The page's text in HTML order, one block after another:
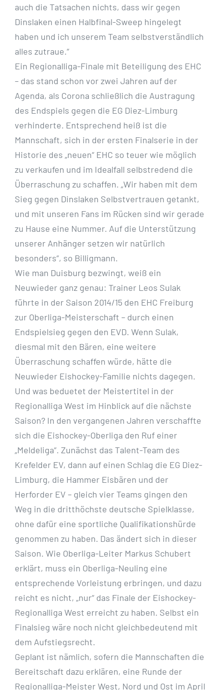
auch die Tatsachen nichts, dass wir gegen
Dinslaken einen Halbfinal-Sweep hingelegt
haben und ich unserem Team selbstverständlich
alles zutraue.“
Ein Regionalliga-Finale mit Beteiligung des EHC
– das stand schon vor zwei Jahren auf der
Agenda, als Corona schließlich die Austragung
des Endspiels gegen die EG Diez-Limburg
verhinderte. Entsprechend heiß ist die
Mannschaft, sich in der ersten Finalserie in der
Historie des „neuen“ EHC so teuer wie möglich
zu verkaufen und im Idealfall selbstredend die
Überraschung zu schaffen. „Wir haben mit dem
Sieg gegen Dinslaken Selbstvertrauen getankt,
und mit unseren Fans im Rücken sind wir gerade
zu Hause eine Nummer. Auf die Unterstützung
unserer Anhänger setzen wir natürlich
besonders“, so Billigmann.
Wie man Duisburg bezwingt, weiß ein
Neuwieder ganz genau: Trainer Leos Sulak
führte in der Saison 2014/15 den EHC Freiburg
zur Oberliga-Meisterschaft – durch einen
Endspielsieg gegen den EVD. Wenn Sulak,
diesmal mit den Bären, eine weitere
Überraschung schaffen würde, hätte die
Neuwieder Eishockey-Familie nichts dagegen.
Und was beduetet der Meistertitel in der
Regionalliga West im Hinblick auf die nächste
Saison? In den vergangenen Jahren verschaffte
sich die Eishockey-Oberliga den Ruf einer
„Meldeliga“. Zunächst das Talent-Team des
Krefelder EV, dann auf einen Schlag die EG Diez-
Limburg, die Hammer Eisbären und der
Herforder EV – gleich vier Teams gingen den
Weg in die dritthöchste deutsche Spielklasse,
ohne dafür eine sportliche Qualifikationshürde
genommen zu haben. Das ändert sich in dieser
Saison. Wie Oberliga-Leiter Markus Schubert
erklärt, muss ein Oberliga-Neuling eine
entsprechende Vorleistung erbringen, und dazu
reicht es nicht, „nur“ das Finale der Eishockey-
Regionalliga West erreicht zu haben. Selbst ein
Finalsieg wäre noch nicht gleichbedeutend mit
dem Aufstiegsrecht.
Geplant ist nämlich, sofern die Mannschaften die
Bereitschaft dazu erklären, eine Runde der
Regionalliga-Meister West, Nord und Ost im April